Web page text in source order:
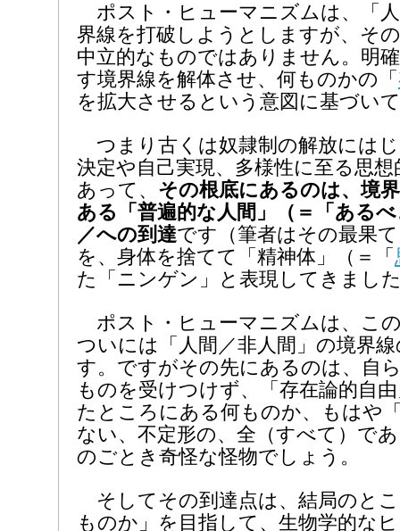
ポスト・ヒューマニズムは、「
界線を打破しようとしますが、そ
中立的なものではありません。明
す境界線を解体させ、何ものかの「
を拡大させるという意図に基づい
つまり古くは奴隷制の解放には
決定や自己実現、多様性に至る思
あって、 その根底にあるのは、境
ある「普遍的な人間」（＝「ある
／への到達です（筆者はその最果
を、身体を捨てて「精神体」（＝「
た「ニンゲン」と表現してきまし
ポスト・ヒューマニズムは、こ
ついには「人間／非人間」の境界
す。ですがその先にあるのは、自
ものを受けつけず、「存在論的自
たところにある何ものか、もはや
ない、不定形の、全（すべて）で
のごとき奇怪な怪物でしょう。
そしてその到達点は、結局のと
ものか」を目指して、生物学的な